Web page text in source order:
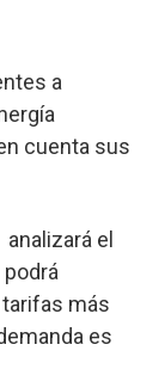
a
cuenta sus
el
más
es